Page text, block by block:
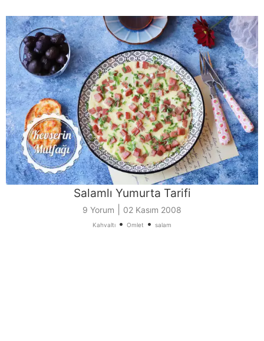
Salamlı Yumurta Tarifi
9 Yorum 02 Kasım 2008
Kahvaltı • Omlet • salam